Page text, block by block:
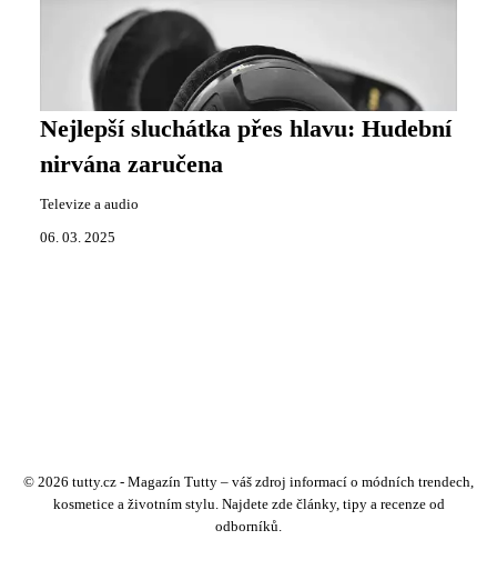
Nejlepší sluchátka přes hlavu: Hudební
nirvána zaručena
Televize a audio
06. 03. 2025
© 2026 tutty.cz - Magazín Tutty – váš zdroj informací o módních trendech,
kosmetice a životním stylu. Najdete zde články, tipy a recenze od
odborníků.